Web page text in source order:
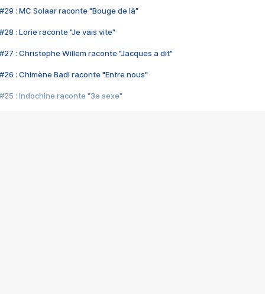
#29 : MC Solaar raconte "Bouge de là"
#28 : Lorie raconte "Je vais vite"
#27 : Christophe Willem raconte "Jacques a dit"
#26 : Chimène Badi raconte "Entre nous"
#25 : Indochine raconte "3e sexe"